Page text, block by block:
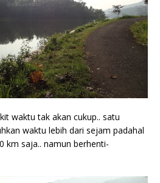
waktu tak akan cukup.. satu
waktu lebih dari sejam padahal
km saja.. namun berhenti-